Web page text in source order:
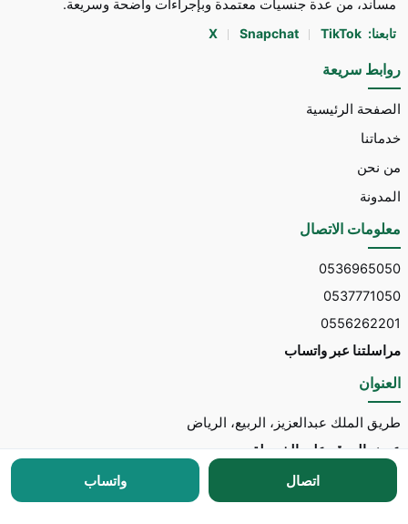
مساند، من عدة جنسيات معتمدة وبإجراءات واضحة وسريعة.
تابعنا: X Snapchat TikTok
روابط سريعة
الصفحة الرئيسية
خدماتنا
من نحن
المدونة
معلومات الاتصال
0536965050
0537771050
0556262201
مراسلتنا عبر واتساب
العنوان
طريق الملك عبدالعزيز، الربيع، الرياض
عرض الموقع على الخريطة
مكتب توسط للاستقدام
اتصال واتساب